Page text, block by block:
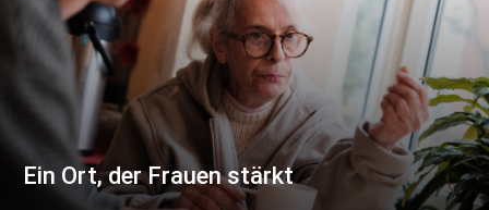
Ein Ort, der Frauen stärkt